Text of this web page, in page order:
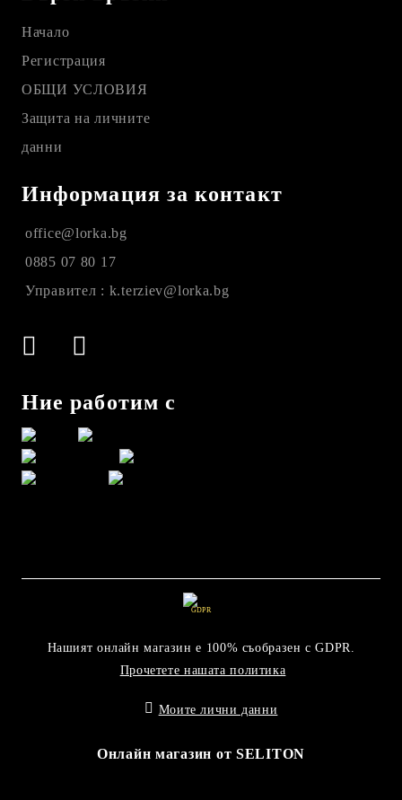
Начало
Регистрация
ОБЩИ УСЛОВИЯ
Защита на личните
данни
Информация за контакт
office@lorka.bg
0885 07 80 17
Управител : k.terziev@lorka.bg
Ние работим с
GDPR
Нашият онлайн магазин е 100% съобразен с GDPR.
Прочетете нашата политика
Моите лични данни
Онлайн магазин от SELITON